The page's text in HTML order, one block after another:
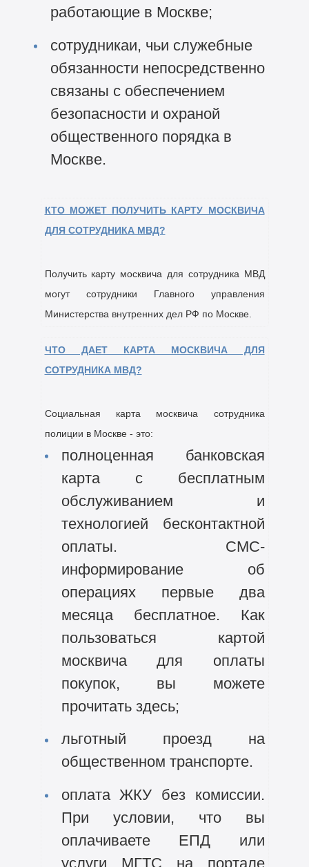
работающие в Москве;
сотрудникаи, чьи служебные
обязанности непосредственно
связаны с обеспечением
безопасности и охраной
общественного порядка в
Москве.
КТО МОЖЕТ ПОЛУЧИТЬ КАРТУ МОСКВИЧА
ДЛЯ СОТРУДНИКА МВД?
Получить карту москвича для сотрудника МВД
могут сотрудники Главного управления
Министерства внутренних дел РФ по Москве.
ЧТО ДАЕТ КАРТА МОСКВИЧА ДЛЯ
СОТРУДНИКА МВД?
Социальная карта москвича сотрудника
полиции в Москве - это:
полноценная банковская
карта с бесплатным
обслуживанием и
технологией бесконтактной
оплаты. СМС-
информирование об
операциях первые два
месяца бесплатное. Как
пользоваться картой
москвича для оплаты
покупок, вы можете
прочитать здесь;
льготный проезд на
общественном транспорте.
оплата ЖКУ без комиссии.
При условии, что вы
оплачиваете ЕПД или
услуги МГТС на портале